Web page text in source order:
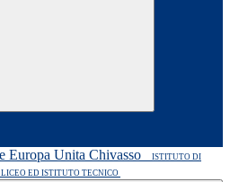
ISTITUTO DI
LICEO ED ISTITUTO TECNICO